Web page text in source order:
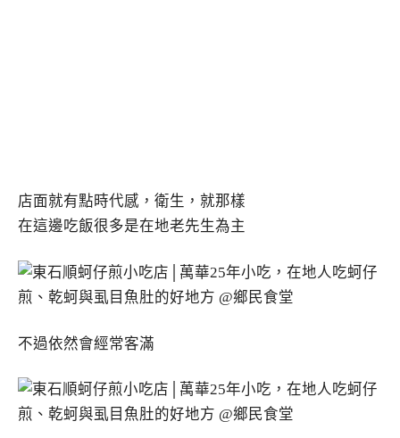
店面就有點時代感，衛生，就那樣
在這邊吃飯很多是在地老先生為主
不過依然會經常客滿